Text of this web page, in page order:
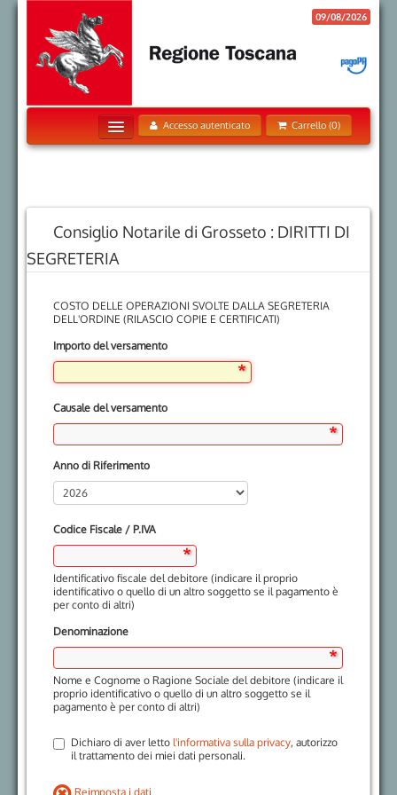
09/08/2026
Accesso autenticato Carrello (0)
Home
Informativa sui Cookie
Trattamento dati personali
Consiglio Notarile di Grosseto : DIRITTI DI
SEGRETERIA
COSTO DELLE OPERAZIONI SVOLTE DALLA SEGRETERIA
DELL'ORDINE (RILASCIO COPIE E CERTIFICATI)
Importo del versamento
Causale del versamento
Anno di Riferimento
Codice Fiscale / P.IVA
Identificativo fiscale del debitore (indicare il proprio
identificativo o quello di un altro soggetto se il pagamento è
per conto di altri)
Denominazione
Nome e Cognome o Ragione Sociale del debitore (indicare il
proprio identificativo o quello di un altro soggetto se il
pagamento è per conto di altri)
Dichiaro di aver letto l'informativa sulla privacy, autorizzo
il trattamento dei miei dati personali.
Reimposta i dati